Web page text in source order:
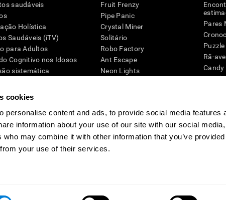
cookies
personalise content and ads, to provide social media features
information about your use of our site with our social
may combine it with other information that you’ve
your use of their services.
saudáveis
Holística
Saudáveis (iTV)
para Adultos
Cognitivo nos Idosos
sistemática
Fruit Frenzy
Pipe Panic
Crystal Miner
Solitário
Robo Factory
Ant Escape
Neon Lights
Space Rescue
Caos Matemático
Corrida de Caricas
Pares
Rã-
Candy
Puzzle
Jogos
Jogos